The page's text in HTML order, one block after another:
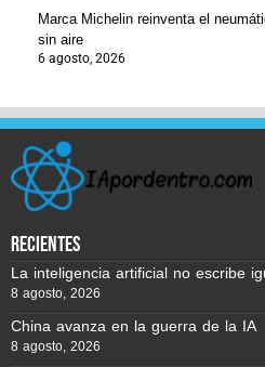
Marca Michelin reinventa el
sin aire
6 agosto, 2026
recientes
La inteligencia artificial no escribe
8 agosto, 2026
China avanza en la guerra de la IA
8 agosto, 2026